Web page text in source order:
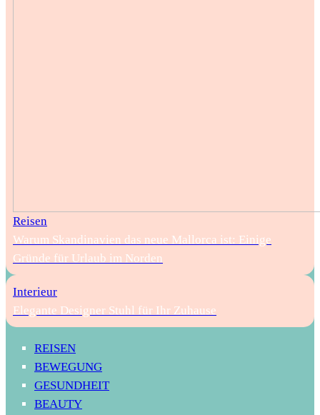
Reisen
Warum Skandinavien das neue Mallorca ist: Einige
Gründe für Urlaub im Norden
Interieur
Elegante Designer Stuhl für Ihr Zuhause
REISEN
BEWEGUNG
GESUNDHEIT
BEAUTY